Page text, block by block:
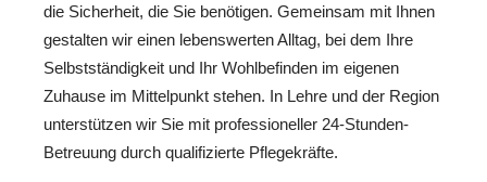
die Sicherheit, die Sie benötigen. Gemeinsam mit Ihnen
gestalten wir einen lebenswerten Alltag, bei dem Ihre
Selbstständigkeit und Ihr Wohlbefinden im eigenen
Zuhause im Mittelpunkt stehen. In Lehre und der Region
unterstützen wir Sie mit professioneller 24-Stunden-
Betreuung durch qualifizierte Pflegekräfte.